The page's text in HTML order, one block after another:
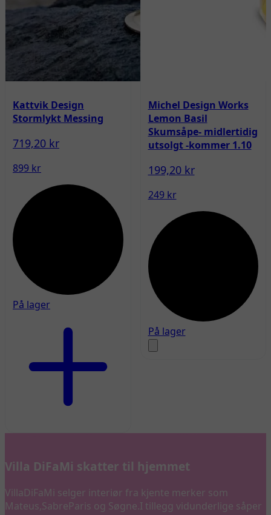
Kattvik Design
Stormlykt Messing
719,20 kr
899 kr
På lager
Michel Design Works
Lemon Basil
Skumsåpe- midlertidig
utsolgt -kommer 1.10
199,20 kr
249 kr
På lager
Villa DiFaMi skatter til hjemmet
VillaDiFaMi selger interiør fra kjente merker som
Mateus,SabreParis og Søgne.I tillegg vidunderlige såper